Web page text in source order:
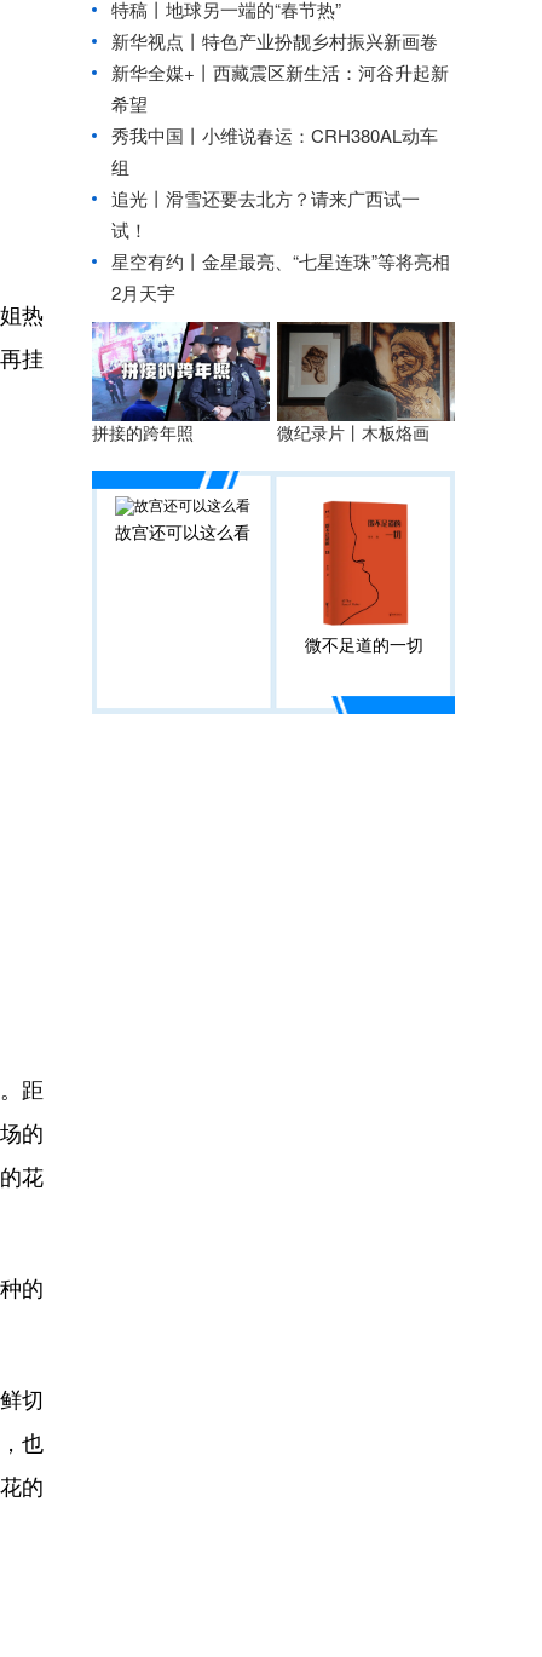
热
挂
距
的
花
的
切
也
的
特稿丨地球另一端的“春节热”
新华视点丨 特色产业扮靓乡村振兴新画卷
新华全媒+丨 西藏震区新生活：河谷升起新
希望
秀我中国丨 小维说春运：CRH380AL动车
组
追光丨 滑雪还要去北方？请来广西试一
试！
星空有约丨 金星最亮、“七星连珠”等将亮相
2月天宇
拼接的跨年照 微纪录片丨木板烙画
故宫还可以这么看
微不足道的一切